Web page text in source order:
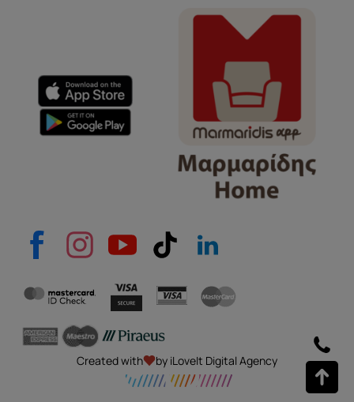
Created with by iLoveIt Digital Agency